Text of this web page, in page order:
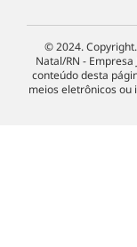
© 2024.
Natal/RN -
conteúdo desta
meios eletrônicos ou